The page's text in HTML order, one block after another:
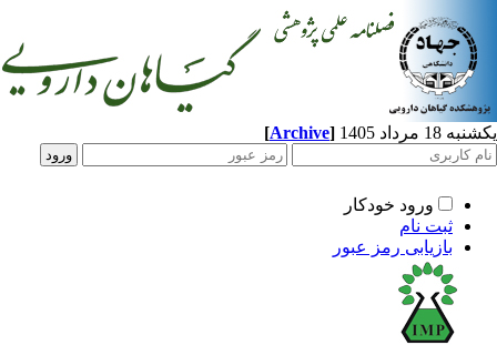
1405
[Archive]
ورود خودکار
ثبت نام
بازیابی رمز عبور